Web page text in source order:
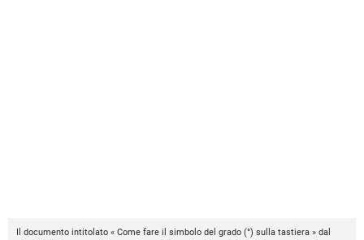
Il documento intitolato « Come fare il simbolo del grado (°) sulla tastiera » dal